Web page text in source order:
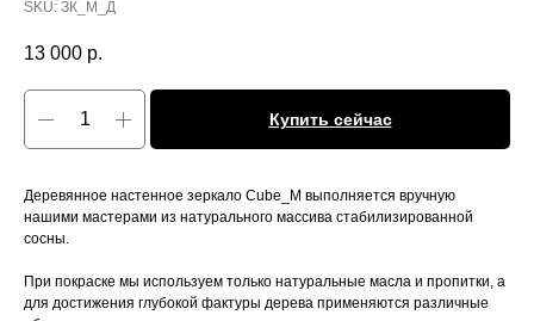
SKU: ЗК_М_Д
13 000 р.
Купить сейчас
Деревянное настенное зеркало Cube_М выполняется вручную
нашими мастерами из натурального массива стабилизированной
сосны.
При покраске мы используем только натуральные масла и пропитки, а
для достижения глубокой фактуры дерева применяются различные